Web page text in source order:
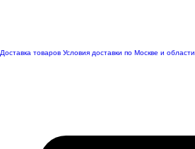
Доставка товаров Условия доставки по Москве и области